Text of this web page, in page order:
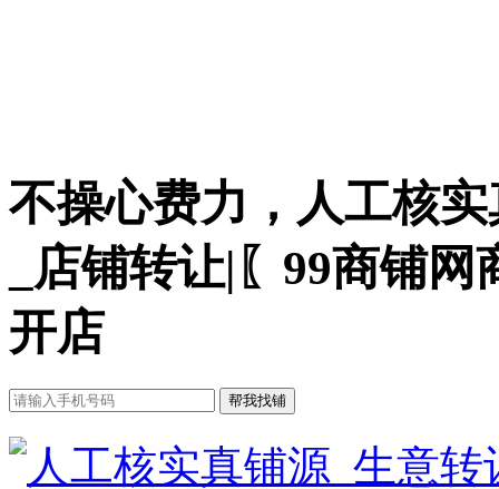
不操心费力，人工核
_店铺转让|〖99商铺
开店